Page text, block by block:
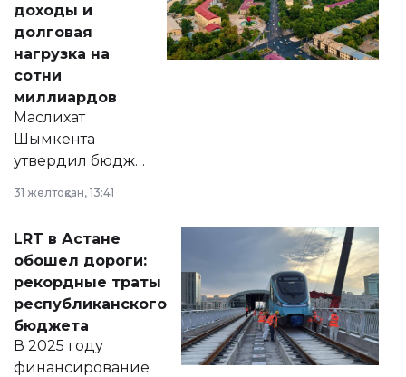
доходы и
долговая
нагрузка на
сотни
миллиардов
Маслихат
Шымкента
утвердил бюджет
2028 годы.
документ
появился в базе
нормативных
правовых актов и
на сайте маслихат
города.
31 желтоқсан, 13:41
LRT в Астане
обошел дороги:
рекордные траты
республиканского
бюджета
В 2025 году
финансирование